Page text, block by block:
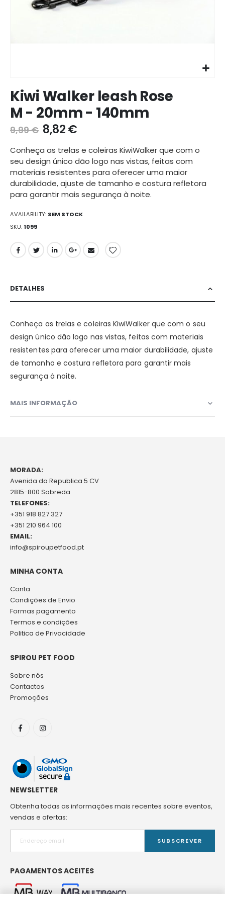
para
o
início
da
galeria
de
imagens
Kiwi Walker leash Rose
M - 20mm - 140mm
9,99 € 8,82 €
Conheça as trelas e coleiras KiwiWalker que com o
seu design único dão logo nas vistas, feitas com
materiais resistentes para oferecer uma maior
durabilidade, ajuste de tamanho e costura refletora
para garantir mais segurança à noite.
AVAILABILITY: SEM STOCK
SKU 1099
DETALHES
Conheça as trelas e coleiras KiwiWalker que com o seu
design único dão logo nas vistas, feitas com materiais
resistentes para oferecer uma maior durabilidade, ajuste
de tamanho e costura refletora para garantir mais
segurança à noite.
MAIS INFORMAÇÃO
MORADA:
Avenida da Republica 5 CV
2815-800 Sobreda
TELEFONES:
+351 918 827 327
+351 210 964 100
EMAIL:
info@spiroupetfood.pt
MINHA CONTA
Conta
Condições de Envio
Formas pagamento
Termos e condições
Politica de Privacidade
SPIROU PET FOOD
Sobre nós
Contactos
Promoções
NEWSLETTER
Obtenha todas as informações mais recentes sobre eventos,
vendas e ofertas:
SUBSCREVER
PAGAMENTOS ACEITES